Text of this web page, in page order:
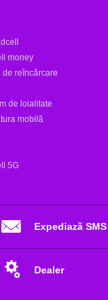
money
de reîncărcare
de loialitate
mobilă
5G
Expediază SMS
Dealer